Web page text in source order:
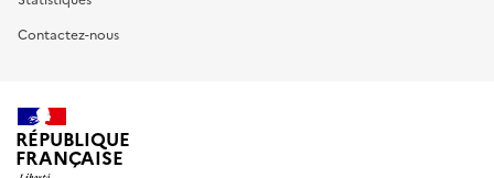
Contactez-nous
RÉPUBLIQUE
FRANÇAISE